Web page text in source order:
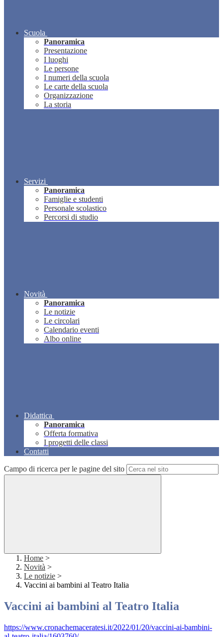
Scuola
Panoramica
Presentazione
I luoghi
Le persone
I numeri della scuola
Le carte della scuola
Organizzazione
La storia
Servizi
Panoramica
Famiglie e studenti
Personale scolastico
Percorsi di studio
Novità
Panoramica
Le notizie
Le circolari
Calendario eventi
Albo online
Didattica
Panoramica
Offerta formativa
I progetti delle classi
Contatti
Campo di ricerca per le pagine del sito
Home >
Novità >
Le notizie >
Vaccini ai bambini al Teatro Italia
Vaccini ai bambini al Teatro Italia
https://www.cronachemaceratesi.it/2022/01/20/vaccini-ai-bambini-